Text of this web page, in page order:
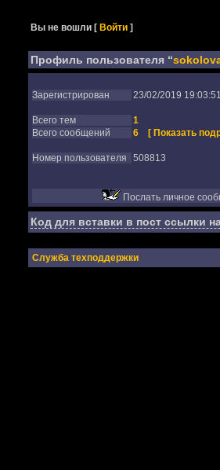
Вы не вошли [Войти ]
Профиль пользователя “
Зарегистрирован 23/02/2019
Всего тем
1
Всего сообщений
6 [ Показать
Номер пользователя 508813
Послать личное
Код для вставки в пост ссылки
Служба техподдержки